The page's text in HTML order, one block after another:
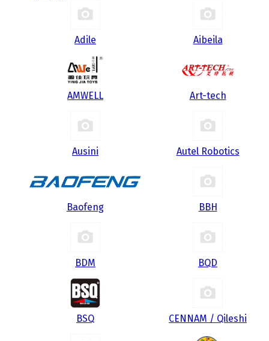
Adile Aibeila
AMWELL Art-tech
Ausini Autel Robotics
Baofeng BBH
BDM BQD
BSQ CENNAM / Qileshi